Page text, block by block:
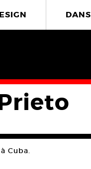
Cuba.